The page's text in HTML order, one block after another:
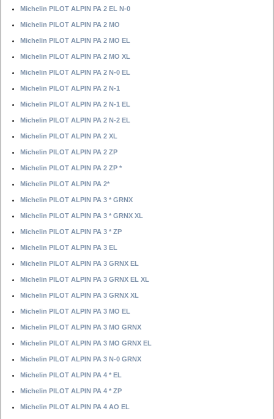
Michelin PILOT ALPIN PA 2 EL N-0
Michelin PILOT ALPIN PA 2 MO
Michelin PILOT ALPIN PA 2 MO EL
Michelin PILOT ALPIN PA 2 MO XL
Michelin PILOT ALPIN PA 2 N-0 EL
Michelin PILOT ALPIN PA 2 N-1
Michelin PILOT ALPIN PA 2 N-1 EL
Michelin PILOT ALPIN PA 2 N-2 EL
Michelin PILOT ALPIN PA 2 XL
Michelin PILOT ALPIN PA 2 ZP
Michelin PILOT ALPIN PA 2 ZP *
Michelin PILOT ALPIN PA 2*
Michelin PILOT ALPIN PA 3 * GRNX
Michelin PILOT ALPIN PA 3 * GRNX XL
Michelin PILOT ALPIN PA 3 * ZP
Michelin PILOT ALPIN PA 3 EL
Michelin PILOT ALPIN PA 3 GRNX EL
Michelin PILOT ALPIN PA 3 GRNX EL XL
Michelin PILOT ALPIN PA 3 GRNX XL
Michelin PILOT ALPIN PA 3 MO EL
Michelin PILOT ALPIN PA 3 MO GRNX
Michelin PILOT ALPIN PA 3 MO GRNX EL
Michelin PILOT ALPIN PA 3 N-0 GRNX
Michelin PILOT ALPIN PA 4 * EL
Michelin PILOT ALPIN PA 4 * ZP
Michelin PILOT ALPIN PA 4 AO EL